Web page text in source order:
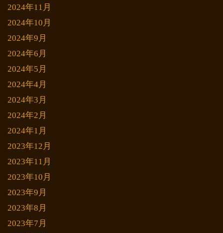
2024年11月
2024年10月
2024年9月
2024年6月
2024年5月
2024年4月
2024年3月
2024年2月
2024年1月
2023年12月
2023年11月
2023年10月
2023年9月
2023年8月
2023年7月